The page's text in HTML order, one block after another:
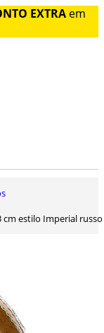
EXTRA em
cm estilo Imperial russo